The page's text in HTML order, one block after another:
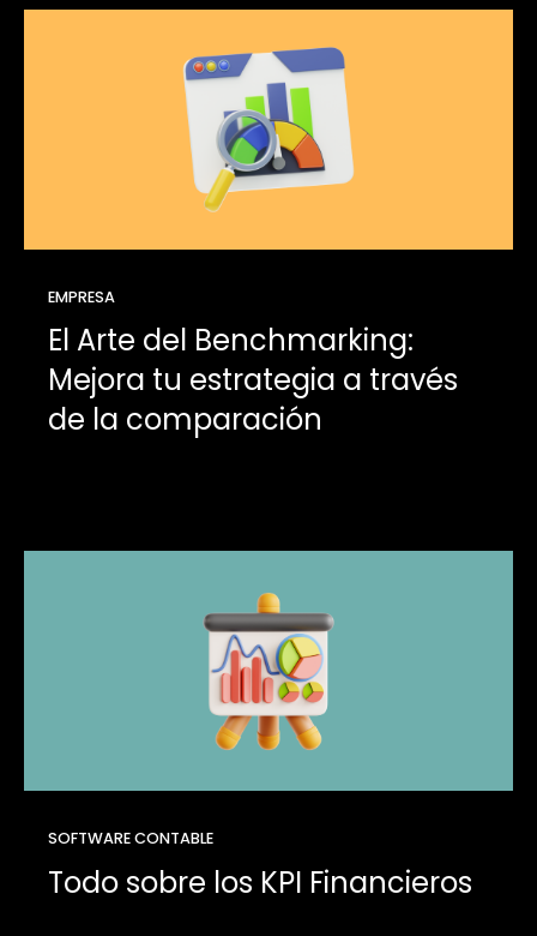
EMPRESA
El Arte del Benchmarking:
Mejora tu estrategia a través
de la comparación
SOFTWARE CONTABLE
Todo sobre los KPI Financieros